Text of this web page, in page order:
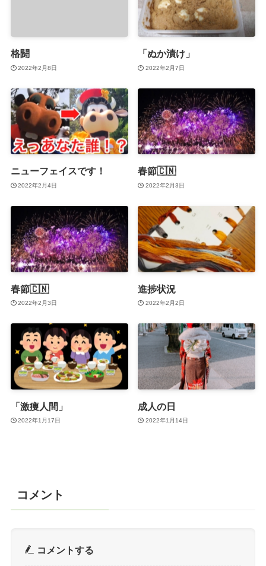
格闘
2022年2月8日
「ぬか漬け」
2022年2月7日
ニューフェイスです！
2022年2月4日
春節🇨🇳
2022年2月3日
春節🇨🇳
2022年2月3日
進捗状況
2022年2月2日
「激痩人間」
2022年1月17日
成人の日
2022年1月14日
コメント
コメントする